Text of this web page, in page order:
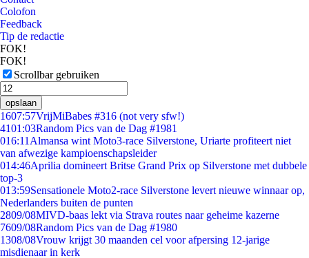
Colofon
Feedback
Tip de redactie
FOK!
FOK!
Scrollbar gebruiken
opslaan
1607:57VrijMiBabes #316 (not very sfw!)
4101:03Random Pics van de Dag #1981
016:11 Almansa wint Moto3-race Silverstone, Uriarte profiteert niet
van afwezige kampioenschapsleider
014:46Aprilia domineert Britse Grand Prix op Silverstone met dubbele
top-3
013:59Sensationele Moto2-race Silverstone levert nieuwe winnaar op,
Nederlanders buiten de punten
2809/08MIVD-baas lekt via Strava routes naar geheime kazerne
7609/08Random Pics van de Dag #1980
1308/08Vrouw krijgt 30 maanden cel voor afpersing 12-jarige
misdienaar in kerk